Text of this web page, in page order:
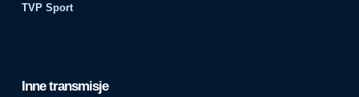
TVP Sport
Inne transmisje